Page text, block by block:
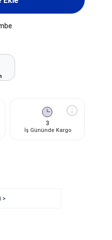
3
İş Gününde Kargo
>